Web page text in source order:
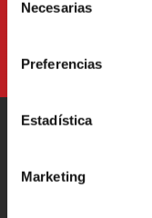
Necesarias
Preferencias
Estadística
Marketing